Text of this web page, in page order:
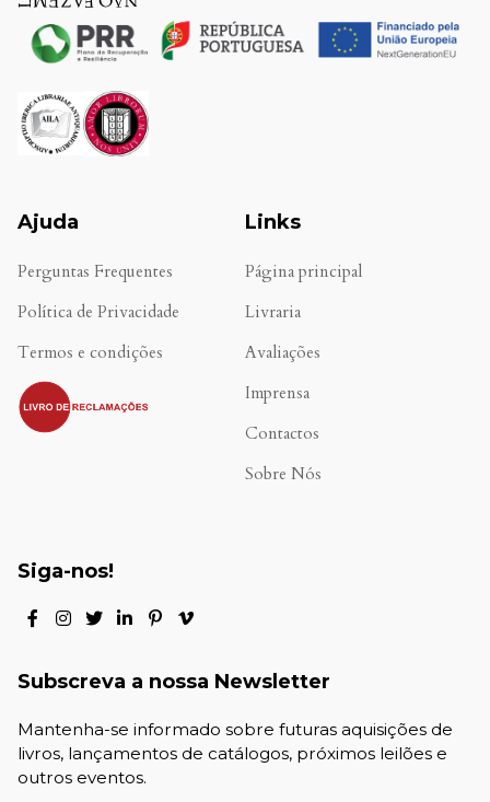
Ajuda
Perguntas Frequentes
Política de Privacidade
Termos e condições
.
Links
Página principal
Livraria
Avaliações
Imprensa
Contactos
Sobre Nós
Siga-nos!
Subscreva a nossa Newsletter
Mantenha-se informado sobre futuras aquisições de
livros, lançamentos de catálogos, próximos leilões e
outros eventos.